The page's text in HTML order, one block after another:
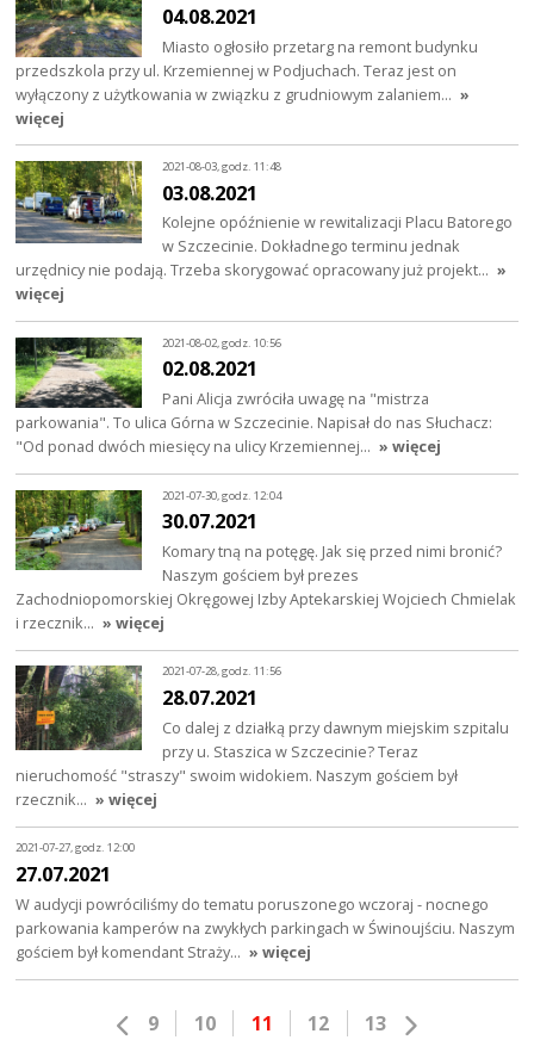
04.08.2021
Miasto ogłosiło przetarg na remont budynku
przedszkola przy ul. Krzemiennej w Podjuchach. Teraz jest on
wyłączony z użytkowania w związku z grudniowym zalaniem… »
więcej
2021-08-03, godz. 11:48
03.08.2021
Kolejne opóźnienie w rewitalizacji Placu Batorego
w Szczecinie. Dokładnego terminu jednak
urzędnicy nie podają. Trzeba skorygować opracowany już projekt… »
więcej
2021-08-02, godz. 10:56
02.08.2021
Pani Alicja zwróciła uwagę na "mistrza
parkowania". To ulica Górna w Szczecinie. Napisał do nas Słuchacz:
"Od ponad dwóch miesięcy na ulicy Krzemiennej… » więcej
2021-07-30, godz. 12:04
30.07.2021
Komary tną na potęgę. Jak się przed nimi bronić?
Naszym gościem był prezes
Zachodniopomorskiej Okręgowej Izby Aptekarskiej Wojciech Chmielak
i rzecznik… » więcej
2021-07-28, godz. 11:56
28.07.2021
Co dalej z działką przy dawnym miejskim szpitalu
przy u. Staszica w Szczecinie? Teraz
nieruchomość "straszy" swoim widokiem. Naszym gościem był
rzecznik… » więcej
2021-07-27, godz. 12:00
27.07.2021
W audycji powróciliśmy do tematu poruszonego wczoraj - nocnego
parkowania kamperów na zwykłych parkingach w Świnoujściu. Naszym
gościem był komendant Straży… » więcej
9 10 11 12 13